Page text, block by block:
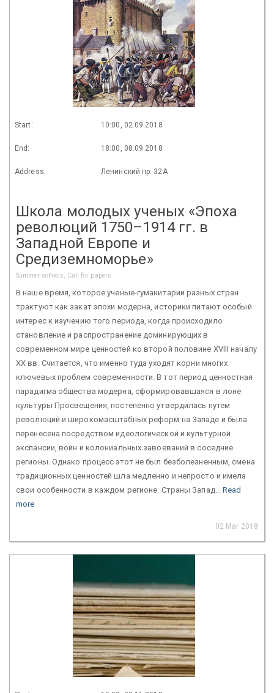
Start: 10:00, 02.09.2018
End: 18:00, 08.09.2018
Address: Ленинский пр. 32А
Школа молодых ученых «Эпоха
революций 1750–1914 гг. в
Западной Европе и
Средиземноморье»
Summer schools, Call for papers
В наше время, которое ученые-гуманитарии разных стран
трактуют как закат эпохи модерна, историки питают особый
интерес к изучению того периода, когда происходило
становление и распространение доминирующих в
современном мире ценностей ко второй половине XVIII началу
XX вв. Считается, что именно туда уходят корни многих
ключевых проблем современности. В тот период ценностная
парадигма общества модерна, сформировавшаяся в лоне
культуры Просвещения, постепенно утвердилась путем
революций и широкомасштабных реформ на Западе и была
перенесена посредством идеологической и культурной
экспансии, войн и колониальных завоеваний в соседние
регионы. Однако процесс этот не был безболезненным, смена
традиционных ценностей шла медленно и непросто и имела
свои особенности в каждом регионе. Страны Запад...Read
more
02 Mar 2018